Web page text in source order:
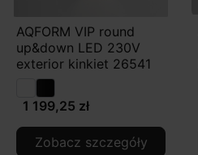
AQFORM VIP round
up&down LED 230V
exterior kinkiet 26541
1 199,25 zł
Zobacz szczegóły